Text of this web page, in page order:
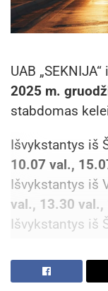
UAB
2025 m.
stabdomas
Išvykstantys iš
10.07 val.,
Išvykstantys iš
val., 13.30 val.,
Išvykstantys iš
Aktualios